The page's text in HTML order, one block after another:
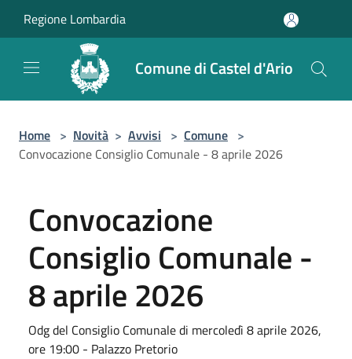
Regione Lombardia
Comune di Castel d'Ario
Home > Novità > Avvisi > Comune >
Convocazione Consiglio Comunale - 8 aprile 2026
Convocazione
Consiglio Comunale -
8 aprile 2026
Odg del Consiglio Comunale di mercoledì 8 aprile 2026,
ore 19:00 - Palazzo Pretorio